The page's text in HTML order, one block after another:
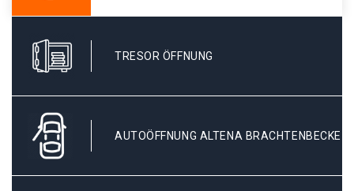
TRESOR ÖFFNUNG
AUTOÖFFNUNG ALTENA BRACHTENBECKE